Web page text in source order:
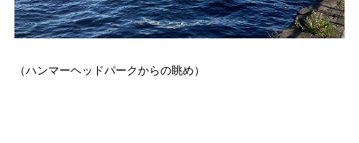
（ハンマーヘッドパークからの眺め）